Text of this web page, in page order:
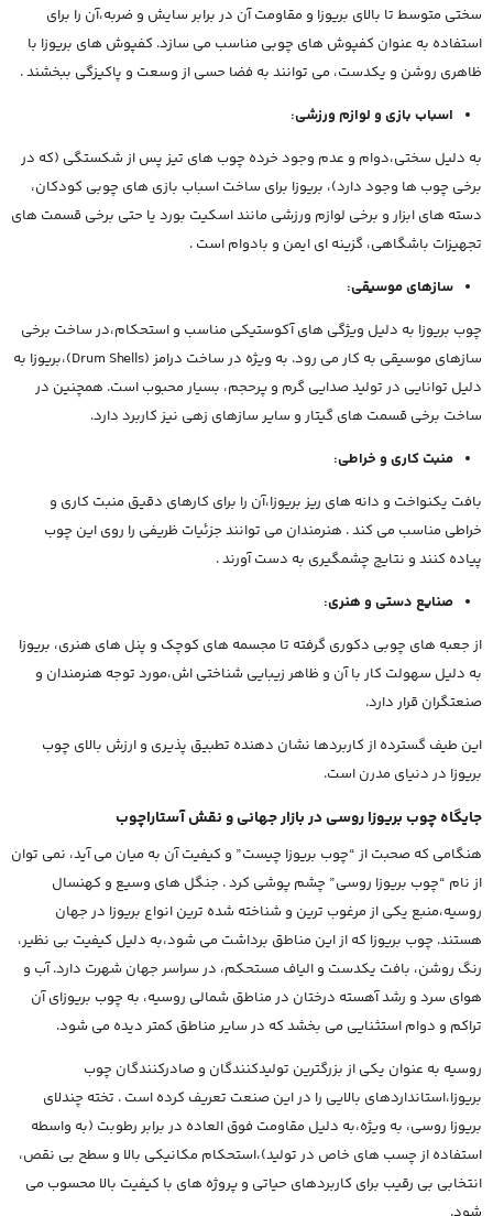
سختی متوسط تا بالای بریوزا و مقاومت آن در برابر سایش و ضربه،آن را برای
استفاده به عنوان کفپوش های چوبی مناسب می سازد. کفپوش های بریوزا با
ظاهری روشن و یکدست، می توانند به فضا حسی از وسعت و پاکیزگی ببخشند .
اسباب بازی و لوازم ورزشی:
به دلیل سختی،دوام و عدم وجود خرده چوب های تیز پس از شکستگی (که در
برخی چوب ها وجود دارد)، بریوزا برای ساخت اسباب بازی های چوبی کودکان،
دسته های ابزار و برخی لوازم ورزشی مانند اسکیت بورد یا حتی برخی قسمت های
تجهیزات باشگاهی، گزینه ای ایمن و بادوام است .
سازهای موسیقی:
چوب بریوزا به دلیل ویژگی های آکوستیکی مناسب و استحکام،در ساخت برخی
سازهای موسیقی به کار می رود. به ویژه در ساخت درامز (Drum Shells)،بریوزا به
دلیل توانایی در تولید صدایی گرم و پرحجم، بسیار محبوب است. همچنین در
ساخت برخی قسمت های گیتار و سایر سازهای زهی نیز کاربرد دارد.
منبت کاری و خراطی:
بافت یکنواخت و دانه های ریز بریوزا،آن را برای کارهای دقیق منبت کاری و
خراطی مناسب می کند . هنرمندان می توانند جزئیات ظریفی را روی این چوب
پیاده کنند و نتایج چشمگیری به دست آورند .
صنایع دستی و هنری:
از جعبه های چوبی دکوری گرفته تا مجسمه های کوچک و پنل های هنری، بریوزا
به دلیل سهولت کار با آن و ظاهر زیبایی شناختی اش،مورد توجه هنرمندان و
صنعتگران قرار دارد.
این طیف گسترده از کاربردها نشان دهنده تطبیق پذیری و ارزش بالای چوب
بریوزا در دنیای مدرن است.
جایگاه چوب بریوزا روسی در بازار جهانی و نقش آستاراچوب
هنگامی که صحبت از “چوب بریوزا چیست” و کیفیت آن به میان می آید، نمی توان
از نام “چوب بریوزا روسی” چشم پوشی کرد . جنگل های وسیع و کهنسال
روسیه،منبع یکی از مرغوب ترین و شناخته شده ترین انواع بریوزا در جهان
هستند. چوب بریوزا که از این مناطق برداشت می شود،به دلیل کیفیت بی نظیر،
رنگ روشن، بافت یکدست و الیاف مستحکم، در سراسر جهان شهرت دارد. آب و
هوای سرد و رشد آهسته درختان در مناطق شمالی روسیه، به چوب بریوزای آن
تراکم و دوام استثنایی می بخشد که در سایر مناطق کمتر دیده می شود.
روسیه به عنوان یکی از بزرگترین تولیدکنندگان و صادرکنندگان چوب
بریوزا،استانداردهای بالایی را در این صنعت تعریف کرده است . تخته چندلای
بریوزا روسی، به ویژه،به دلیل مقاومت فوق العاده در برابر رطوبت (به واسطه
استفاده از چسب های خاص در تولید)،استحکام مکانیکی بالا و سطح بی نقص،
انتخابی بی رقیب برای کاربردهای حیاتی و پروژه های با کیفیت بالا محسوب می